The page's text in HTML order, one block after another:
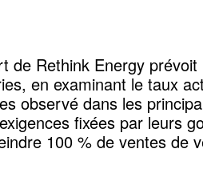
de Rethink Energy
en examinant le taux
observé dans les
fixées par leurs
100 % de ventes de